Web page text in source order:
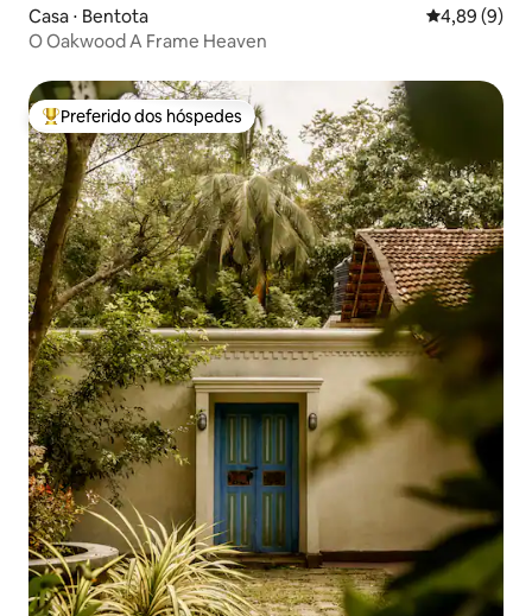
Casa ⋅ Bentota 4,89 de uma
4,89 (9)
O Oakwood A Frame Heaven
Entre os melhores preferidos dos hóspedes
Preferido dos hóspedes